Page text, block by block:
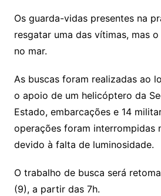
Os guarda-vidas presentes na
resgatar uma das vítimas, mas
no mar.
As buscas foram realizadas ao
o apoio de um helicóptero da
Estado, embarcações e 14
operações foram interrompidas
devido à falta de luminosidade.
O trabalho de busca será
(9), a partir das 7h.